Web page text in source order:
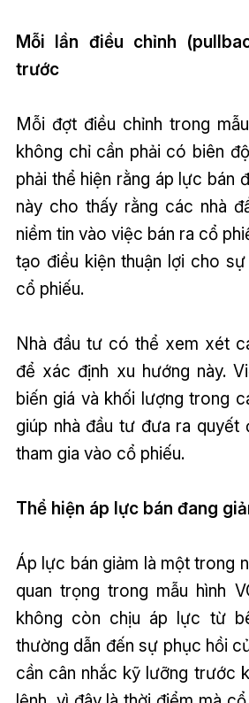
Mỗi lần điều chỉnh
trước
Mỗi đợt điều chỉnh trong
không chỉ cần phải có biên
phải thể hiện rằng áp lực bán
này cho thấy rằng các nhà
niềm tin vào việc bán ra cổ
tạo điều kiện thuận lợi cho
cổ phiếu.
Nhà đầu tư có thể xem xét
để xác định xu hướng này.
biến giá và khối lượng trong
giúp nhà đầu tư đưa ra quyết
tham gia vào cổ phiếu.
Thể hiện áp lực bán đang
Áp lực bán giảm là một trong
quan trọng trong mẫu hình
không còn chịu áp lực từ
thường dẫn đến sự phục hồi
cần cân nhắc kỹ lưỡng trước